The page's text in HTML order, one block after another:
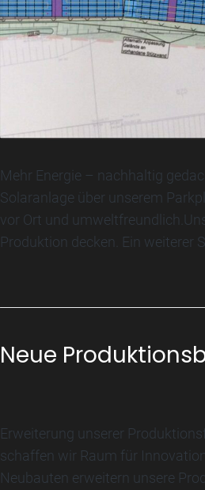
Mehr Energie – nachhaltig
Solaranlage über unserem
vor Ort und
Produktion decken. Ein weiterer
Neue
Erweiterung unserer
schaffen wir Raum für
Neubauten erweitern unsere